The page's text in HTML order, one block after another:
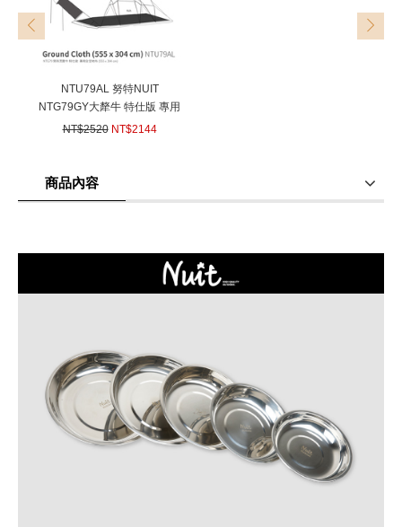
NTU79AL 努特NUIT
NTG79GY大犛牛 特仕版 專用
型 全室防水地布 3000mm耐水
NT$2520 NT$2144
prev next
商品內容